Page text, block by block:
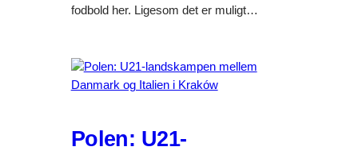
fodbold her. Ligesom det er muligt…
Polen: U21-